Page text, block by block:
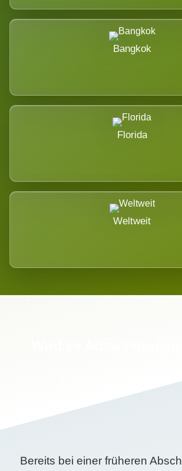
Bangkok
Florida
Weltweit
Bereits bei einer früheren